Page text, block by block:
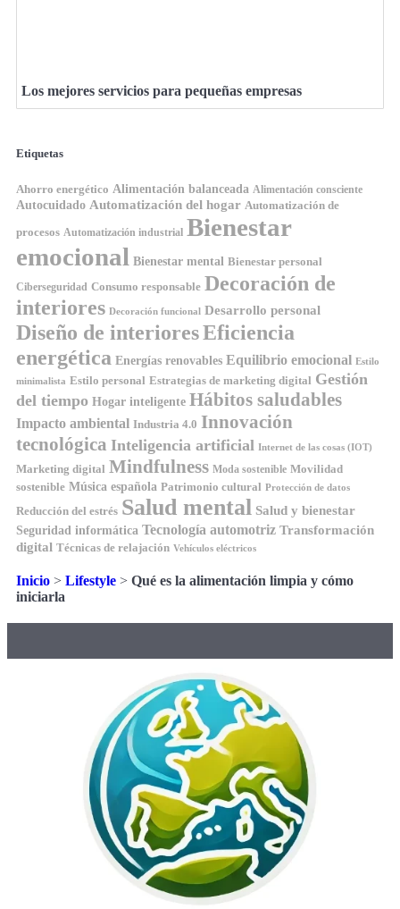
Los mejores servicios para pequeñas empresas
Etiquetas
Ahorro energético Alimentación balanceada Alimentación consciente
Autocuidado Automatización del hogar Automatización de
procesos Automatización industrial Bienestar
emocional Bienestar mental Bienestar personal
Ciberseguridad Consumo responsable Decoración de
interiores Decoración funcional Desarrollo personal
Diseño de interioresEficiencia
energética Energías renovables Equilibrio emocional Estilo
minimalista Estilo personal Estrategias de marketing digital Gestión
del tiempo Hogar inteligente Hábitos saludables
Impacto ambiental Industria 4.0 Innovación
tecnológica Inteligencia artificial Internet de las cosas (IOT)
Marketing digital Mindfulness Moda sostenible Movilidad
sostenible Música española Patrimonio cultural Protección de datos
Reducción del estrés Salud mental Salud y bienestar
Seguridad informática Tecnología automotriz Transformación
digital Técnicas de relajación Vehículos eléctricos
Inicio > Lifestyle > Qué es la alimentación limpia y cómo
iniciarla